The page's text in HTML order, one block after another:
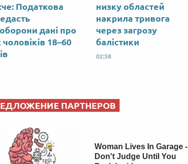
Податкова
дані про
чоловіків 18–60
низку областей
накрила тривога
через загрозу
балістики
02:58
ПАРТНЕРОВ
Woman Lives In Garage -
Don't Judge Until You